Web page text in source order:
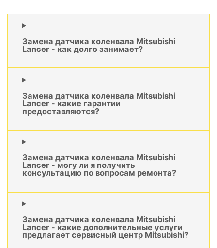
Замена датчика коленвала Mitsubishi
Lancer - как долго занимает?
Замена датчика коленвала Mitsubishi
Lancer - какие гарантии
предоставляются?
Замена датчика коленвала Mitsubishi
Lancer - могу ли я получить
консультацию по вопросам ремонта?
Замена датчика коленвала Mitsubishi
Lancer - какие дополнительные услуги
предлагает сервисный центр Mitsubishi?